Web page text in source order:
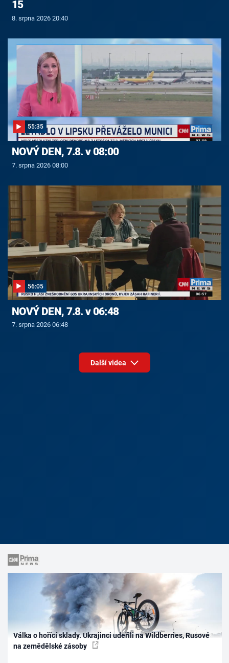
15
8. srpna 2026 20:40
55:35
NOVÝ DEN, 7.8. v 08:00
7. srpna 2026 08:00
56:05
NOVÝ DEN, 7.8. v 06:48
7. srpna 2026 06:48
Další videa
Válka o hořící sklady. Ukrajinci udeřili na Wildberries, Rusové
na zemědělské zásoby